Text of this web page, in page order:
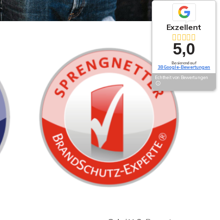
Exzellent
5,0
Basierend auf
38 Google-Bewertungen
Echtheit von Bewertungen